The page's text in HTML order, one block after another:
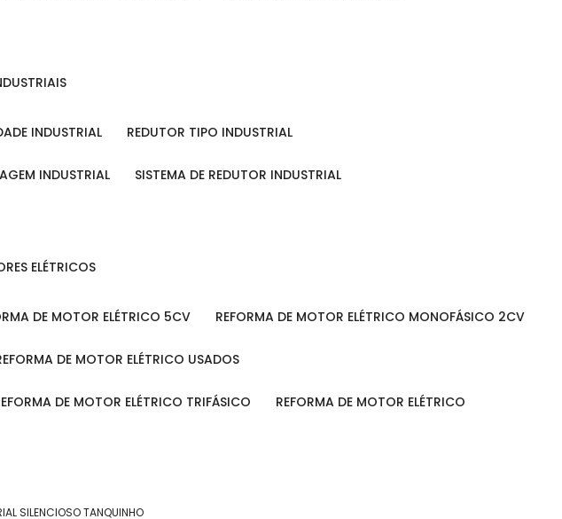
INDUSTRIAL REDUTOR TIPO INDUSTRIAL
INDUSTRIAL SISTEMA DE REDUTOR INDUSTRIAL
ELÉTRICOS
DE MOTOR ELÉTRICO 5CV REFORMA DE MOTOR ELÉTRICO MONOFÁSICO 2CV
REFORMA DE MOTOR ELÉTRICO USADOS
REFORMA DE MOTOR ELÉTRICO TRIFÁSICO REFORMA DE MOTOR ELÉTRICO
SILENCIOSO TANQUINHO